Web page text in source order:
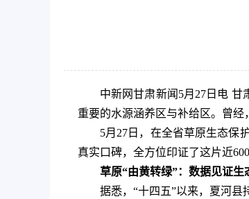
中新网甘肃新闻5月27日电
重要的水源涵养区与补给区。曾经
5月27日，在全省草原生态保
真实口碑，全方位印证了这片近
草原“由黄转绿”：数据见证生
据悉，“十四五”以来，夏河